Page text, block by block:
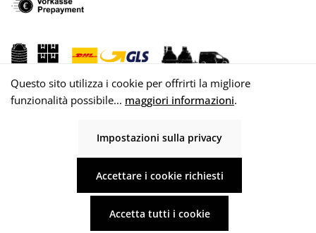
Tutti i prezzi sono comprensivi di IVA più , spese di spedizione
Questo sito utilizza i cookie per offrirti la migliore
funzionalità possibile... maggiori informazioni.
Impostazioni sulla privacy
Accettare i cookie richiesti
Accetta tutti i cookie